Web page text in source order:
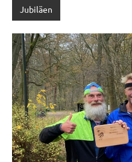
Jubiläen